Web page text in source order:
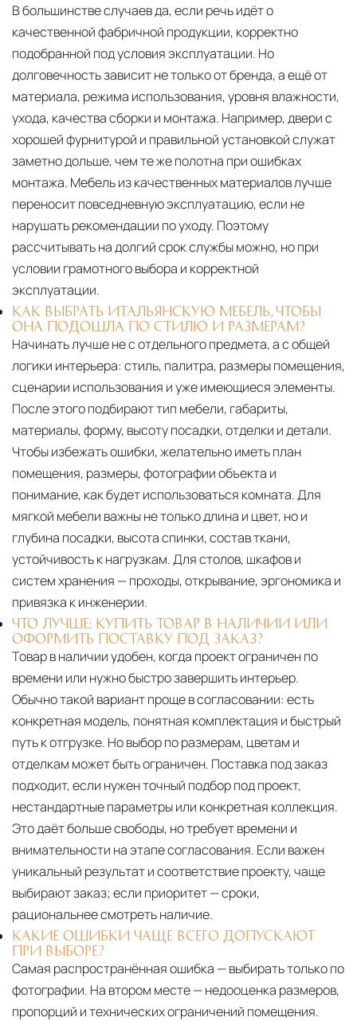
В большинстве случаев да, если речь идёт о
качественной фабричной продукции, корректно
подобранной под условия эксплуатации. Но
долговечность зависит не только от бренда, а ещё от
материала, режима использования, уровня влажности,
ухода, качества сборки и монтажа. Например, двери с
хорошей фурнитурой и правильной установкой служат
заметно дольше, чем те же полотна при ошибках
монтажа. Мебель из качественных материалов лучше
переносит повседневную эксплуатацию, если не
нарушать рекомендации по уходу. Поэтому
рассчитывать на долгий срок службы можно, но при
условии грамотного выбора и корректной
эксплуатации.
КАК ВЫБРАТЬ ИТАЛЬЯНСКУЮ МЕБЕЛЬ, ЧТОБЫ
ОНА ПОДОШЛА ПО СТИЛЮ И РАЗМЕРАМ?
Начинать лучше не с отдельного предмета, а с общей
логики интерьера: стиль, палитра, размеры помещения,
сценарии использования и уже имеющиеся элементы.
После этого подбирают тип мебели, габариты,
материалы, форму, высоту посадки, отделки и детали.
Чтобы избежать ошибки, желательно иметь план
помещения, размеры, фотографии объекта и
понимание, как будет использоваться комната. Для
мягкой мебели важны не только длина и цвет, но и
глубина посадки, высота спинки, состав ткани,
устойчивость к нагрузкам. Для столов, шкафов и
систем хранения — проходы, открывание, эргономика и
привязка к инженерии.
ЧТО ЛУЧШЕ: КУПИТЬ ТОВАР В НАЛИЧИИ ИЛИ
ОФОРМИТЬ ПОСТАВКУ ПОД ЗАКАЗ?
Товар в наличии удобен, когда проект ограничен по
времени или нужно быстро завершить интерьер.
Обычно такой вариант проще в согласовании: есть
конкретная модель, понятная комплектация и быстрый
путь к отгрузке. Но выбор по размерам, цветам и
отделкам может быть ограничен. Поставка под заказ
подходит, если нужен точный подбор под проект,
нестандартные параметры или конкретная коллекция.
Это даёт больше свободы, но требует времени и
внимательности на этапе согласования. Если важен
уникальный результат и соответствие проекту, чаще
выбирают заказ; если приоритет — сроки,
рациональнее смотреть наличие.
КАКИЕ ОШИБКИ ЧАЩЕ ВСЕГО ДОПУСКАЮТ
ПРИ ВЫБОРЕ?
Самая распространённая ошибка — выбирать только по
фотографии. На втором месте — недооценка размеров,
пропорций и технических ограничений помещения.